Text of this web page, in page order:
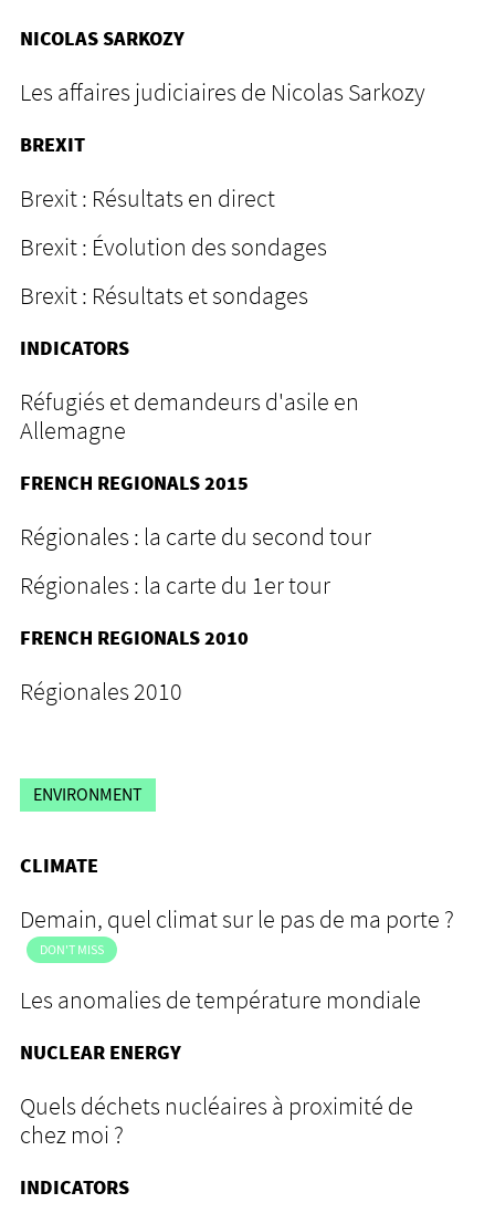
NICOLAS SARKOZY
Les affaires judiciaires de Nicolas Sarkozy
BREXIT
Brexit : Résultats en direct
Brexit : Évolution des sondages
Brexit : Résultats et sondages
INDICATORS
Réfugiés et demandeurs d'asile en
Allemagne
FRENCH REGIONALS 2015
Régionales : la carte du second tour
Régionales : la carte du 1er tour
FRENCH REGIONALS 2010
Régionales 2010
ENVIRONMENT
CLIMATE
Demain, quel climat sur le pas de ma porte ?
DON'T MISS
Les anomalies de température mondiale
NUCLEAR ENERGY
Quels déchets nucléaires à proximité de
chez moi ?
INDICATORS